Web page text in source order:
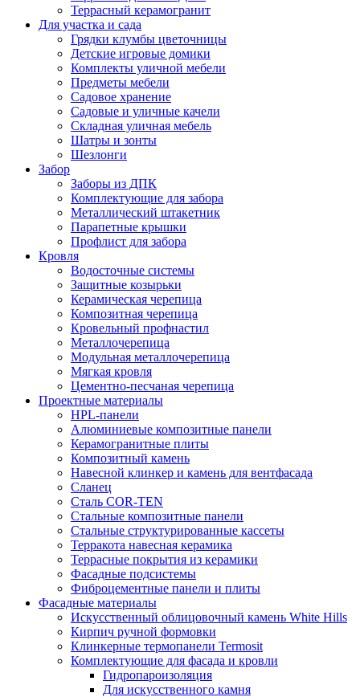
Террасный керамогранит
Для участка и сада
Грядки клумбы цветочницы
Детские игровые домики
Комплекты уличной мебели
Предметы мебели
Садовое хранение
Садовые и уличные качели
Складная уличная мебель
Шатры и зонты
Шезлонги
Забор
Заборы из ДПК
Комплектующие для забора
Металлический штакетник
Парапетные крышки
Профлист для забора
Кровля
Водосточные системы
Защитные козырьки
Керамическая черепица
Композитная черепица
Кровельный профнастил
Металлочерепица
Модульная металлочерепица
Мягкая кровля
Цементно-песчаная черепица
Проектные материалы
HPL-панели
Алюминиевые композитные панели
Керамогранитные плиты
Композитный камень
Навесной клинкер и камень для вентфасада
Сланец
Сталь COR-TEN
Стальные композитные панели
Стальные структурированные кассеты
Терракота навесная керамика
Террасные покрытия из керамики
Фасадные подсистемы
Фиброцементные панели и плиты
Фасадные материалы
Искусственный облицовочный камень White Hills
Кирпич ручной формовки
Клинкерные термопанели Termosit
Комплектующие для фасада и кровли
Гидропароизоляция
Для искусственного камня